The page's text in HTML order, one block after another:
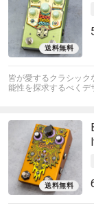
皆が愛するクラシッ
能性を探求するべくデ